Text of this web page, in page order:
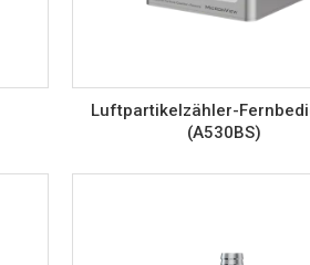
Luftpartikelzähler-
(A530BS)